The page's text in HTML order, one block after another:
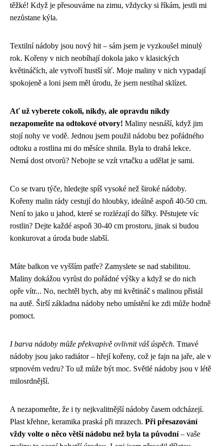
těžké! Když je přesouváme na zimu, vždycky si říkám, jestli mi
nezůstane kýla.
Textilní nádoby jsou nový hit – sám jsem je vyzkoušel minulý
rok. Kořeny v nich neobíhají dokola jako v klasických
květináčích, ale vytvoří hustší síť. Moje maliny v nich vypadají
spokojeně a loni jsem měl úrodu, že jsem nestíhal sklízet.
Ať už vyberete cokoli, nikdy, ale opravdu nikdy
nezapomeňte na odtokové otvory! Maliny nesnáší, když jim
stojí nohy ve vodě. Jednou jsem použil nádobu bez pořádného
odtoku a rostlina mi do měsíce shnila. Byla to drahá lekce.
Nemá dost otvorů? Nebojte se vzít vrtačku a udělat je sami.
Co se tvaru týče, hledejte spíš vysoké než široké nádoby.
Kořeny malin rády cestují do hloubky, ideálně aspoň 40-50 cm.
Není to jako u jahod, které se rozlézají do šířky. Pěstujete víc
rostlin? Dejte každé aspoň 30-40 cm prostoru, jinak si budou
konkurovat a úroda bude slabší.
Máte balkon ve vyšším patře? Zamyslete se nad stabilitou.
Maliny dokážou vyrůst do pořádné výšky a když se do nich
opře vítr... No, nechtěl bych, aby mi květináč s malinou přistál
na autě. Širší základna nádoby nebo umístění ke zdi může hodně
pomoct.
I barva nádoby může překvapivě ovlivnit váš úspěch. Tmavé
nádoby jsou jako radiátor – hřejí kořeny, což je fajn na jaře, ale v
srpnovém vedru? To už může být moc. Světlé nádoby jsou v létě
milosrdnější.
A nezapomeňte, že i ty nejkvalitnější nádoby časem odcházejí.
Plast křehne, keramika praská při mrazech. Při přesazování
vždy volte o něco větší nádobu než byla ta původní– vaše